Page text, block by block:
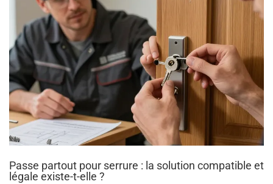
Passe partout pour serrure : la solution compatible et
légale existe-t-elle ?